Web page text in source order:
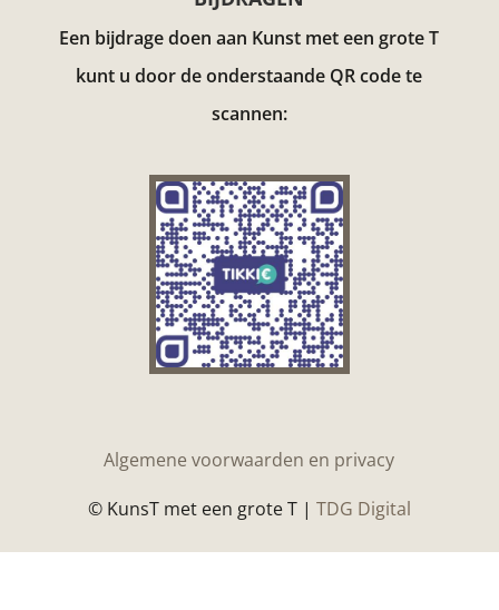
Een bijdrage doen aan Kunst met een grote T
kunt u door de onderstaande QR code te
scannen:
Algemene voorwaarden en privacy
© KunsT met een grote T | TDG Digital